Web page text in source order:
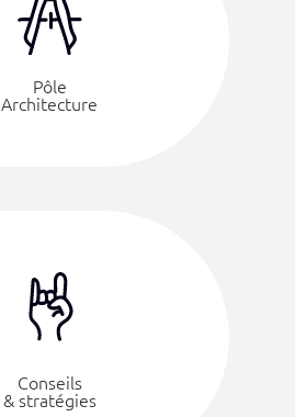
Pôle
Architecture
Conseils
& stratégies